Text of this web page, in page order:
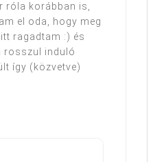
róla korábban is,
el oda, hogy meg
ragadtam :) és
rosszul induló
így (közvetve)